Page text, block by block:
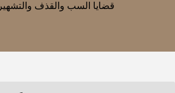
قضايا السب والقذف والتشهير